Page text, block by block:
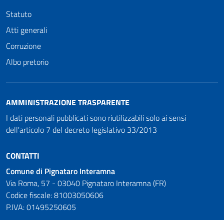
Statuto
Atti generali
Corruzione
Albo pretorio
AMMINISTRAZIONE TRASPARENTE
I dati personali pubblicati sono riutilizzabili solo ai sensi
dell'articolo 7 del decreto legislativo 33/2013
CONTATTI
Comune di Pignataro Interamna
Via Roma, 57 - 03040 Pignataro Interamna (FR)
Codice fiscale: 81003050606
P.IVA: 01495250605